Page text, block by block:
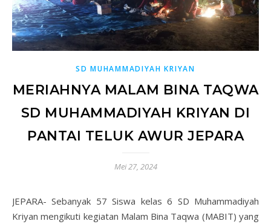
SD MUHAMMADIYAH KRIYAN
MERIAHNYA MALAM BINA TAQWA
SD MUHAMMADIYAH KRIYAN DI
PANTAI TELUK AWUR JEPARA
Mei 27, 2024
JEPARA- Sebanyak 57 Siswa kelas 6 SD Muhammadiyah
Kriyan mengikuti kegiatan Malam Bina Taqwa (MABIT) yang